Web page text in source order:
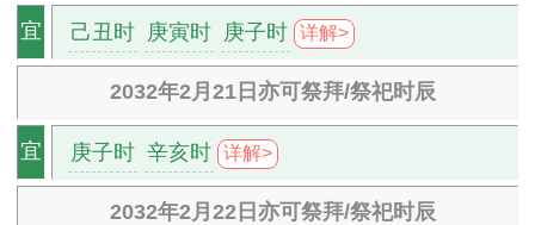
宜 己丑时 庚寅时 庚子时 详解>
2032年2月21日亦可祭拜/祭祀时辰
宜 庚子时 辛亥时 详解>
2032年2月22日亦可祭拜/祭祀时辰